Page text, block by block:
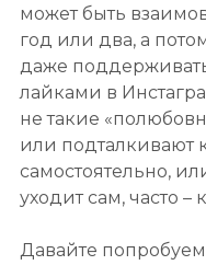
может быть
год или два, а
даже
лайками в
не такие
или подталкивают
самостоятельно,
уходит сам, часто –
Давайте